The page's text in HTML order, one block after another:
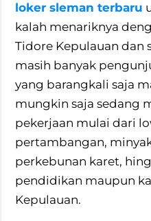
loker sleman terbaru
kalah menariknya
Tidore Kepulauan dan
masih banyak
yang barangkali saja
mungkin saja sedang
pekerjaan mulai dari
pertambangan,
perkebunan karet,
pendidikan maupun
Kepulauan.